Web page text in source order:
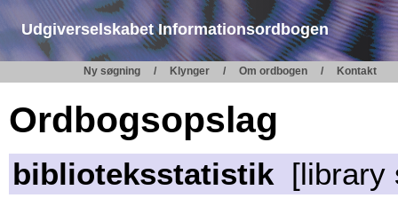
Udgiverselskabet Informationsordbogen
Ny søgning Klynger Om ordbogen Kontakt
Ordbogsopslag
biblioteksstatistik [library